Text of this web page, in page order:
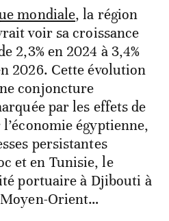
mondiale, la région
voir sa croissance
2,3% en 2024 à 3,4%
2026. Cette évolution
conjoncture
par les effets de
égyptienne,
persistantes
et en Tunisie, le
portuaire à Djibouti à
Orient…